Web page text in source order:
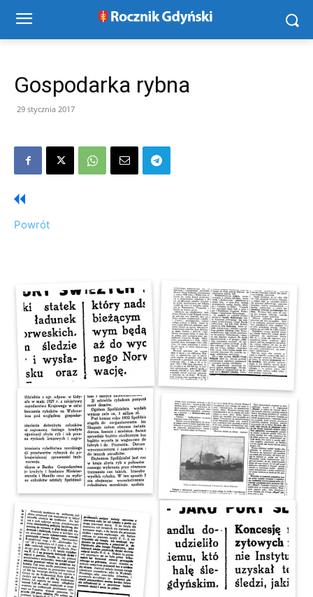
Gospodarka rybna
29 stycznia 2017
Powrót